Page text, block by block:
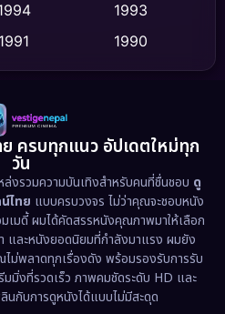
(10)
(62)
(13)
(5)
(94)
(1,513)
(17)
1993
1991
1990
1986
1974
1962
ครบทุกแนว อัปเดตใหม่ทุก
วัน
งรวมความบันเทิงสำหรับคนที่ชื่นชอบ ดู
ไทย แบบครบวงจร ไม่ว่าคุณจะชอบหนัง
เมดี้ ผมได้คัดสรรหนังคุณภาพมาให้เลือก
และหนังยอดนิยมที่กำลังมาแรง ผมยัง
ไม่พลาดทุกเรื่องดัง พร้อมรองรับการรับ
มิ่งที่รวดเร็ว ภาพคมชัดระดับ HD และ
กับการดูหนังได้แบบไม่มีสะดุด